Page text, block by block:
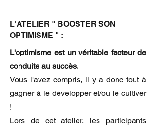
L'ATELIER " BOOSTER SON
OPTIMISME " :
L'optimisme est un véritable facteur de
conduite au succès.
Vous l'avez compris, il y a donc tout à
gagner à le développer et/ou le cultiver
!
Lors de cet atelier, les participants